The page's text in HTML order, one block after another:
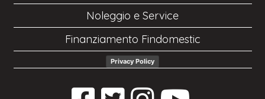
Noleggio e Service
Finanziamento Findomestic
Privacy Policy